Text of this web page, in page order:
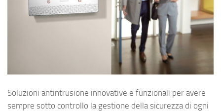
Soluzioni antintrusione innovative e funzionali per avere
sempre sotto controllo la gestione della sicurezza di ogni